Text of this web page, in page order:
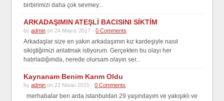
birbirimizi daha çok sevmey...
ARKADAŞIMIN ATEŞLİ BACISINI SİKTİM
byadmin on 24 Mayıs 2017 -0 Comments
Arkadaşlar size en yakın arkadaşımın kız kardeşiyle nasıl
sikiştiğimizi anlatmak istiyorum. Gerçekten bu olayı her
hatırladığımda, nerede olursam olayın ser...
Kaynanam Benim Karım Oldu
byadmin on 22 Nisan 2015 -0 Comments
merhabalar ben arda istanbuldan 29 yaşındayım ve yakışıklı ve